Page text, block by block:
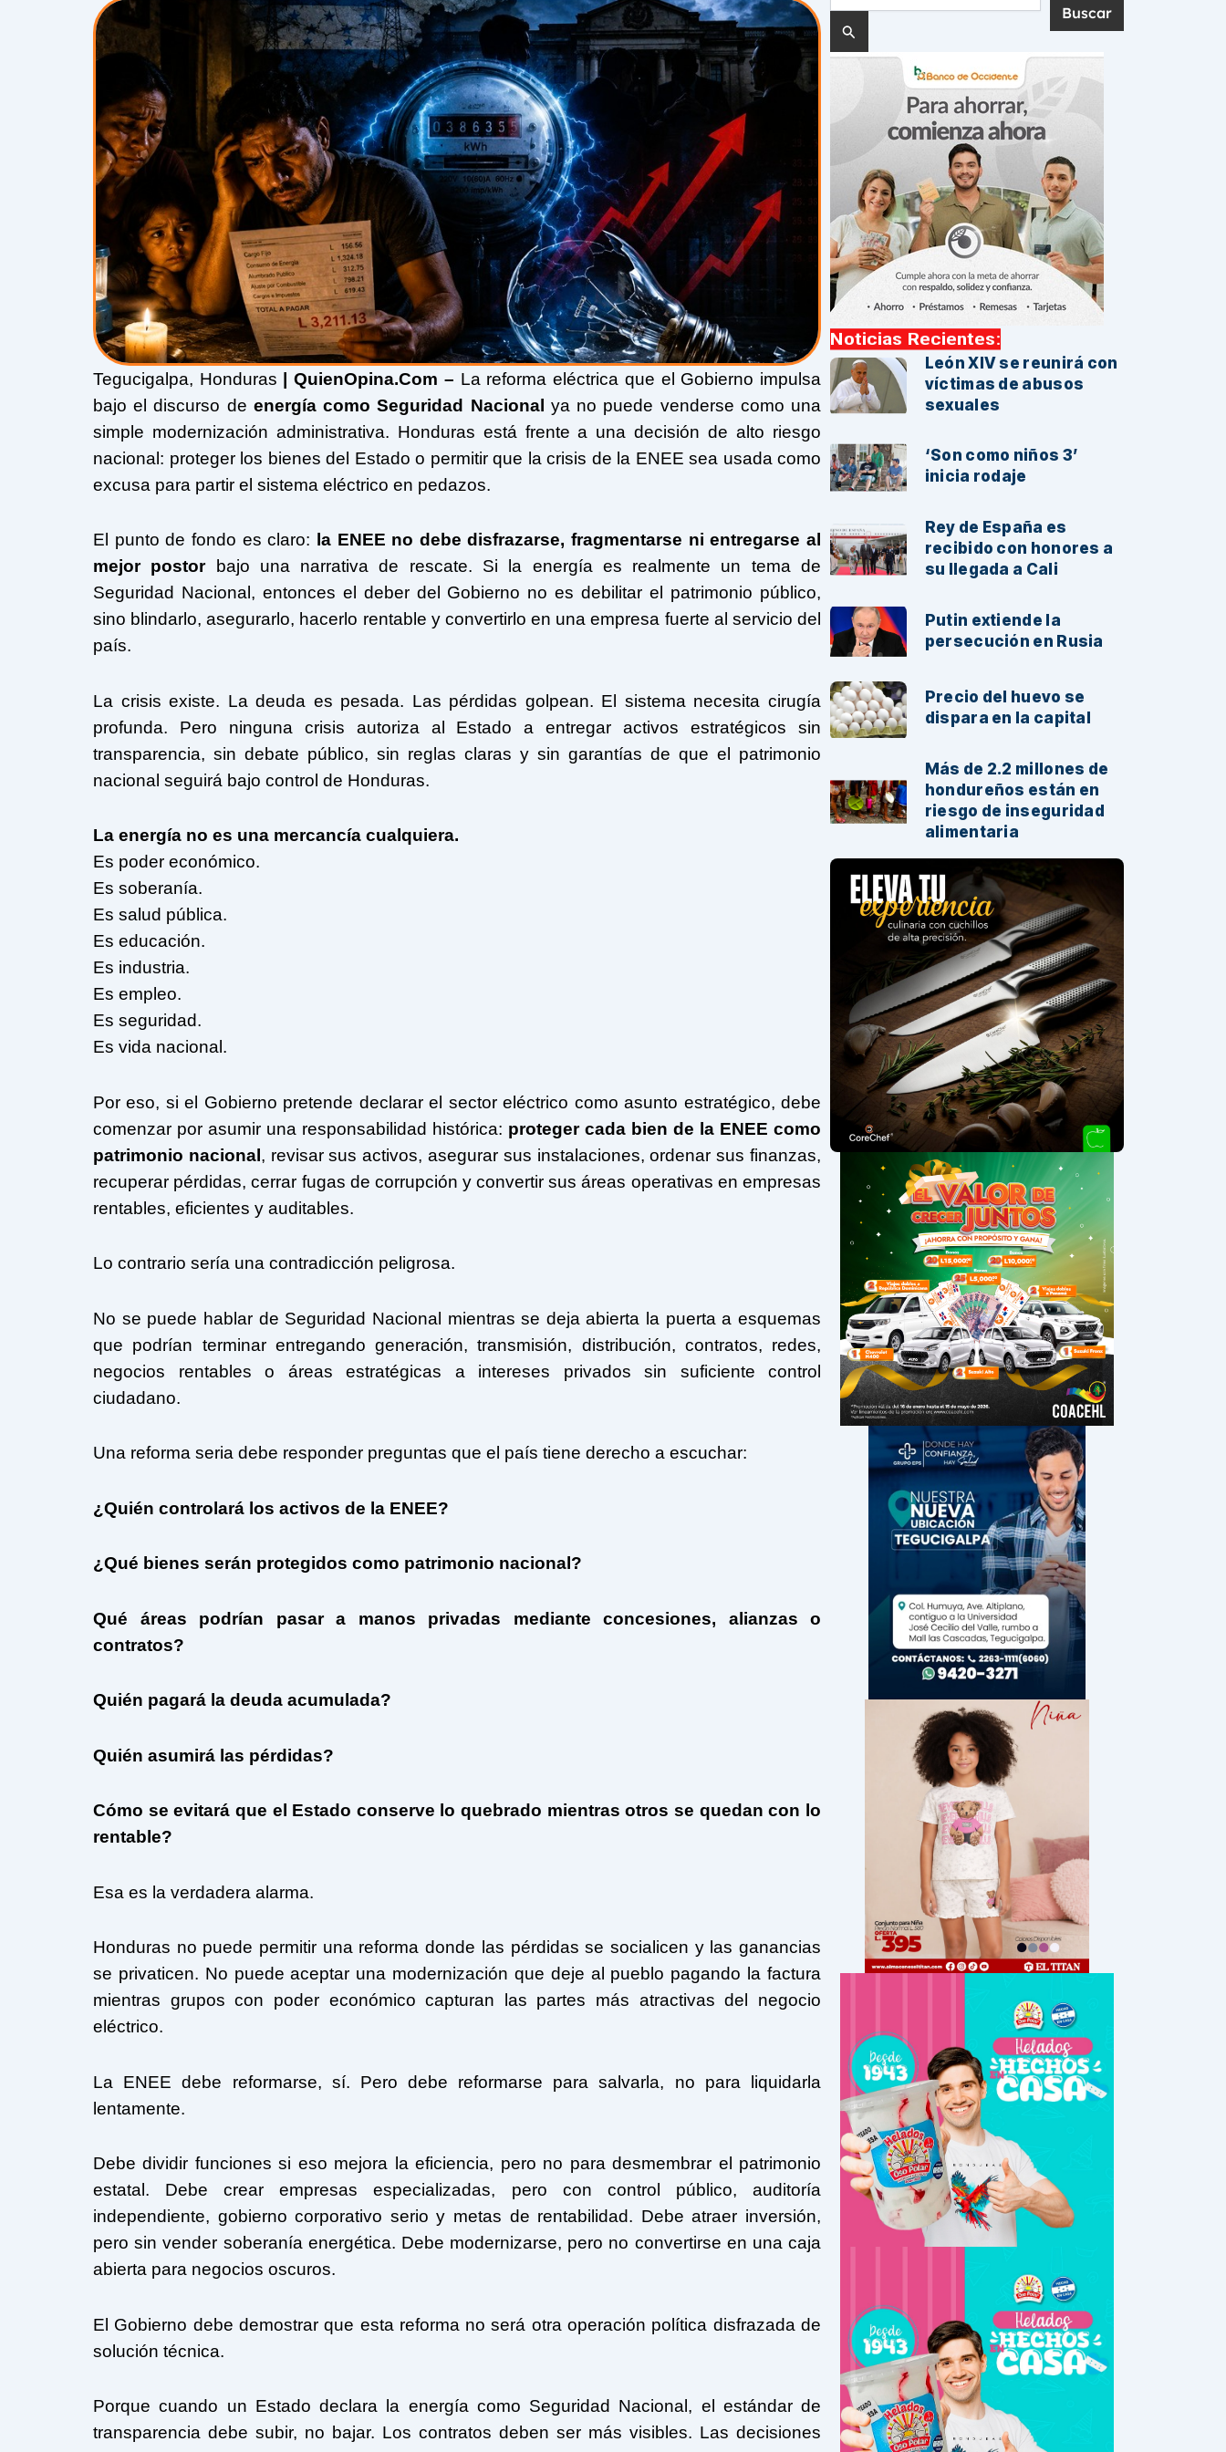
Tegucigalpa, Honduras | QuienOpina.Com – La reforma eléctrica que el Gobierno impulsa
bajo el discurso de energía como Seguridad Nacional ya no puede venderse como una
simple modernización administrativa. Honduras está frente a una decisión de alto riesgo
nacional: proteger los bienes del Estado o permitir que la crisis de la ENEE sea usada como
excusa para partir el sistema eléctrico en pedazos.
El punto de fondo es claro:
la ENEE no debe disfrazarse, fragmentarse ni entregarse al
mejor postorbajo una narrativa de rescate. Si la energía es realmente un tema de
Seguridad Nacional, entonces el deber del Gobierno no es debilitar el patrimonio público,
sino blindarlo, asegurarlo, hacerlo rentable y convertirlo en una empresa fuerte al servicio del
país.
La crisis existe. La deuda es pesada. Las pérdidas golpean. El sistema necesita cirugía
profunda. Pero ninguna crisis autoriza al Estado a entregar activos estratégicos sin
transparencia, sin debate público, sin reglas claras y sin garantías de que el patrimonio
nacional seguirá bajo control de Honduras.
La energía no es una mercancía cualquiera.
Es poder económico.
Es soberanía.
Es salud pública.
Es educación.
Es industria.
Es empleo.
Es seguridad.
Es vida nacional.
Por eso, si el Gobierno pretende declarar el sector eléctrico como asunto estratégico, debe
comenzar por asumir una responsabilidad histórica: proteger cada bien de la ENEE como
patrimonio nacional, revisar sus activos, asegurar sus instalaciones, ordenar sus finanzas,
recuperar pérdidas, cerrar fugas de corrupción y convertir sus áreas operativas en empresas
rentables, eficientes y auditables.
Lo contrario sería una contradicción peligrosa.
No se puede hablar de Seguridad Nacional mientras se deja abierta la puerta a esquemas
que podrían terminar entregando generación, transmisión, distribución, contratos, redes,
negocios rentables o áreas estratégicas a intereses privados sin suficiente control
ciudadano.
Una reforma seria debe responder preguntas que el país tiene derecho a escuchar:
¿Quién controlará los activos de la ENEE?
¿Qué bienes serán protegidos como patrimonio nacional?
Qué áreas podrían pasar a manos privadas mediante concesiones, alianzas o
contratos?
Quién pagará la deuda acumulada?
Quién asumirá las pérdidas?
Cómo se evitará que el Estado conserve lo quebrado mientras otros se quedan con lo
rentable?
Esa es la verdadera alarma.
Honduras no puede permitir una reforma donde las pérdidas se socialicen y las ganancias
se privaticen. No puede aceptar una modernización que deje al pueblo pagando la factura
mientras grupos con poder económico capturan las partes más atractivas del negocio
eléctrico.
La ENEE debe reformarse, sí. Pero debe reformarse para salvarla, no para liquidarla
lentamente.
Debe dividir funciones si eso mejora la eficiencia, pero no para desmembrar el patrimonio
estatal. Debe crear empresas especializadas, pero con control público, auditoría
independiente, gobierno corporativo serio y metas de rentabilidad. Debe atraer inversión,
pero sin vender soberanía energética. Debe modernizarse, pero no convertirse en una caja
abierta para negocios oscuros.
El Gobierno debe demostrar que esta reforma no será otra operación política disfrazada de
solución técnica.
Porque cuando un Estado declara la energía como Seguridad Nacional, el estándar de
transparencia debe subir, no bajar. Los contratos deben ser más visibles. Las decisiones
Noticias Recientes:
León XIV se reunirá con
víctimas de abusos
sexuales
‘Son como niños 3’
inicia rodaje
Rey de España es
recibido con honores a
su llegada a Cali
Putin extiende la
persecución en Rusia
Precio del huevo se
dispara en la capital
Más de 2.2 millones de
hondureños están en
riesgo de inseguridad
alimentaria